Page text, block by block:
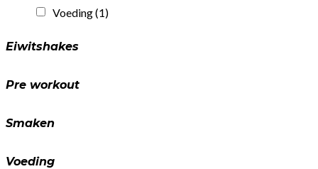
quantity
Voeding(1)
Eiwitshakes
Pre workout
Smaken
Voeding